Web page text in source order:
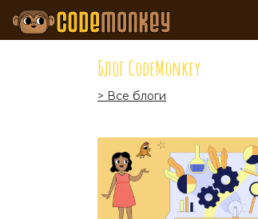
Блог CodeMonkey
> Все блоги